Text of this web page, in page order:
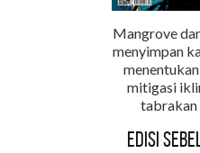
Mangrove
menyimpan
mitigasi
tabrakan
Edisi